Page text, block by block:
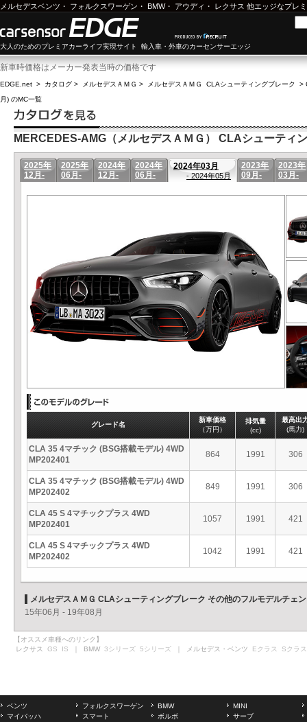
メルセデスベンツ ・ フォルクスワーゲン ・ BMW・ アウディ ・ レクサス 他エッジなプレ
大人のためのプレミアカーライフ実現サイト 輸入車・外車のカーセンサーエッジ
新車時価格はメーカー発表当時の価格です
EDGE.net > カタログ > メルセデスＡＭＧ > メルセデスＡＭＧ CLAシューティングブレーク >
月) のMC一覧
MERCEDES-AMG（メルセデスＡＭＧ） CLAシューティ
2025年
12月-
2025年
06月-
2024年
12月-
2024年
06月-
2024年03月
- 2024年05月
2023年
09月-
2023年
03月-
グレード名
新車価格
（万円）
排気量
(cc)
最高出
(馬力)
CLA 35 4マチック (BSG搭載モデル) 4WD
MP202401
864 1991 306
CLA 35 4マチック (BSG搭載モデル) 4WD
MP202402
849 1991 306
CLA 45 S 4マチックプラス 4WD
MP202401
1057 1991 421
CLA 45 S 4マチックプラス 4WD
MP202402
1042 1991 421
メルセデスＡＭＧ CLAシューティングブレーク その他のフルモデルチェ
15年06月 - 19年08月
【オススメ車種へのリンク】
レクサス GS IS ｜ BMW 3シリーズ 5シリーズ ｜ メルセデス・ベンツ Eクラス Sクラス
ベンツ フォルクスワーゲン BMW
MINI
マイバッハ
スマート ボルボ
サーブ